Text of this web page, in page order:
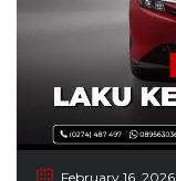
February 16, 2026